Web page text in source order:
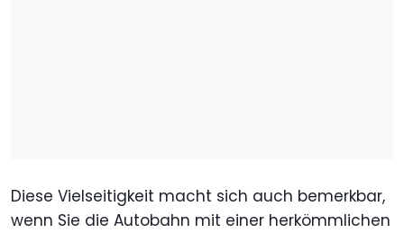
Diese Vielseitigkeit macht sich auch bemerkbar,
wenn Sie die Autobahn mit einer herkömmlichen